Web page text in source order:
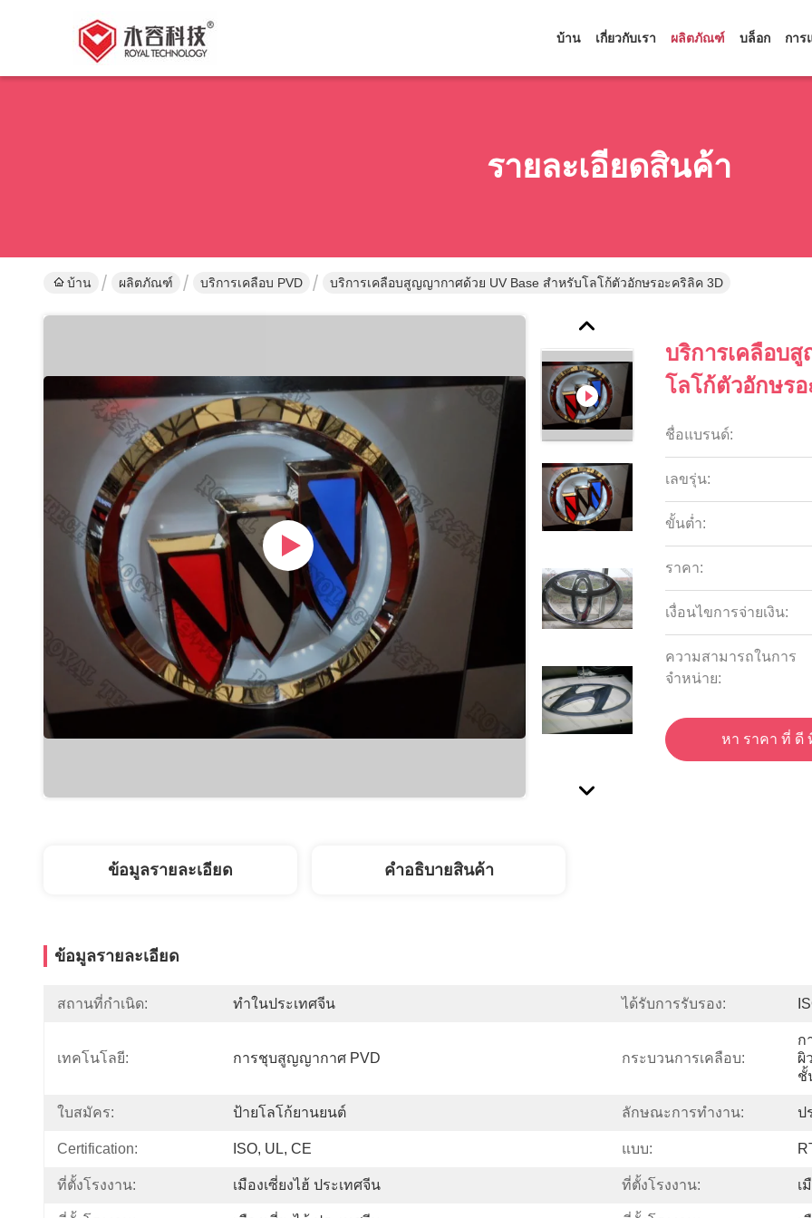
บ้าน เกี่ยวกับเรา ผลิตภัณฑ์ บล็อก การ
รายละเอียดสินค้า
บ้าน ผลิตภัณฑ์ บริการเคลือบ PVD บริการเคลือบสูญญากาศด้วย UV Base สำหรับโลโก้ตัวอักษรอะคริลิค 3D
บริการเคลือบ
โลโก้ตัวอักษร
ชื่อแบรนด์:
เลขรุ่น:
ขั้นต่ำ:
ราคา:
เงื่อนไขการจ่ายเงิน:
ความสามารถในการ
จําหน่าย:
หา ราคา ที่ ดี
ข้อมูลรายละเอียด คําอธิบายสินค้า
ข้อมูลรายละเอียด
สถานที่กำเนิด: ทำในประเทศจีน ได้รับการรับรอง:
เทคโนโลยี: การชุบสูญญากาศ PVD กระบวนการเคลือบ:
ก
ผิ
ชั้
ใบสมัคร: ป้ายโลโก้ยานยนต์ ลักษณะการทำงาน: ป
Certification: ISO, UL, CE แบบ:
ที่ตั้งโรงงาน: เมืองเซี่ยงไฮ้ ประเทศจีน ที่ตั้งโรงงาน: เ